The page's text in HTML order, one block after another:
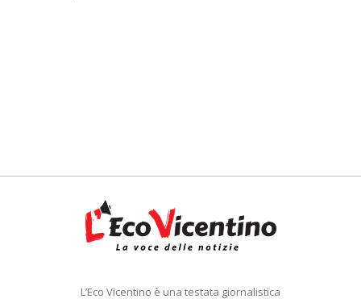
L’Eco Vicentino è una testata giornalistica